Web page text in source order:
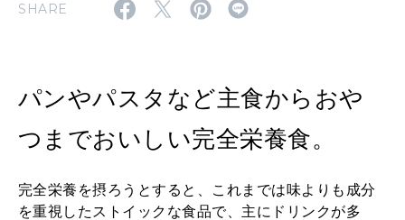
2026年7月号「鎌倉 ローカルが 教えてくれた 本当の歩き方。」
2026年5月号「“大好き”に出会いに。韓国」
2026年4月号「未来をつくる、学びの教科書。」
2026年3月号「スイーツ予想図 2026」
MAGAZINE
FOLLOW US!
SHARE
パンやパスタなど主食からおや
つまでおいしい完全栄養食。
完全栄養を摂ろうとすると、これまでは味よりも成分
を重視したストイックな食品で、主にドリンクが多